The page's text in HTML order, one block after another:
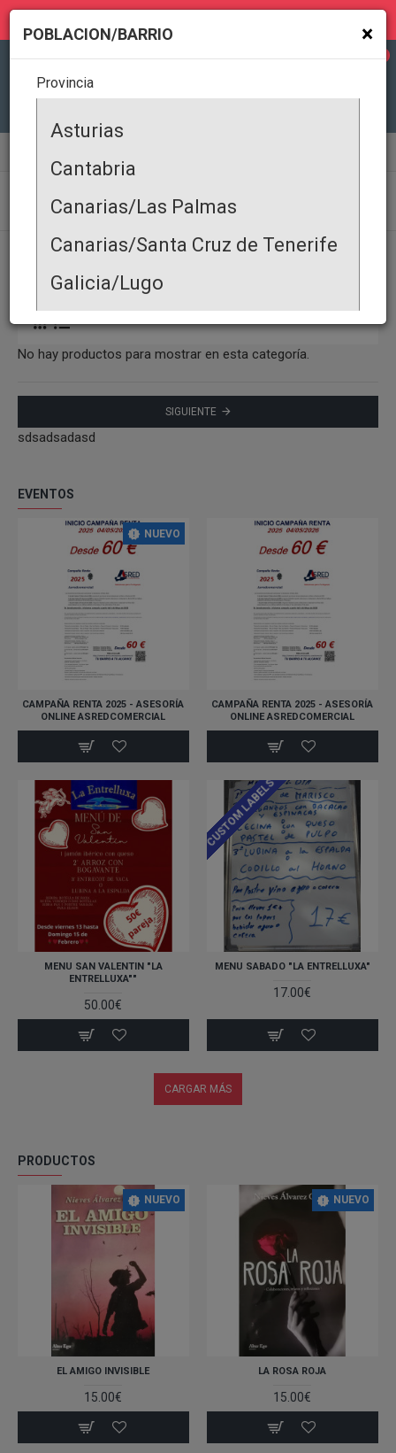
AYUNTAMIENTOS
PRODUCTOS | SERVICIOS | OFERTA COMERCIAL
No hay productos para mostrar en esta categoría.
SIGUIENTE
sdsadsadasd
EVENTOS
NUEVO
CAMPAÑA RENTA 2025 - ASESORÍA
ONLINE ASREDCOMERCIAL
CAMPAÑA RENTA 2025 - ASESORÍA
ONLINE ASREDCOMERCIAL
MENU SAN VALENTIN "LA
ENTRELLUXA""
50.00€
CUSTOM LABELS
MENU SABADO "LA ENTRELLUXA"
17.00€
CARGAR MÁS
PRODUCTOS
NUEVO
EL AMIGO INVISIBLE
15.00€
NUEVO
LA ROSA ROJA
15.00€
×
POBLACION/BARRIO
Provincia
Asturias
Cantabria
Canarias/Las Palmas
Canarias/Santa Cruz de Tenerife
Galicia/Lugo
Galicia/Coruña
Galicia/Pontevedra
Galicia/Ourense
Municipio de Madrid